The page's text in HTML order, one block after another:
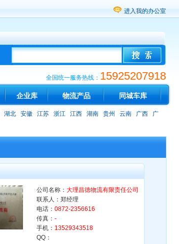
进入我的办公室
全国统一服务热线： 15925207918
企业库 物流产品 同城车库
湖北 安徽 江苏 浙江 江西 湖南 贵州 云南 广西
广
公司名称： 大理昌德物流有限责任公司
联系人：郑经理
电话： 0872-2356616
传真： -
手机： 13529343518
QQ：